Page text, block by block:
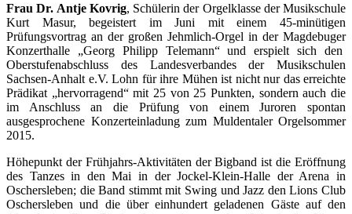
Frau Dr. Antje Kovrig, Schülerin der Orgelklasse der Musikschule
Kurt Masur, begeistert im Juni mit einem 45-minütigen
Prüfungsvortrag an der großen Jehmlich-Orgel in der Magdebuger
Konzerthalle „Georg Philipp Telemann“ und erspielt sich den
Oberstufenabschluss des Landesverbandes der Musikschulen
Sachsen-Anhalt e.V. Lohn für ihre Mühen ist nicht nur das erreichte
Prädikat „hervorragend“ mit 25 von 25 Punkten, sondern auch die
im Anschluss an die Prüfung von einem Juroren spontan
ausgesprochene Konzerteinladung zum Muldentaler Orgelsommer
2015.
Höhepunkt der Frühjahrs-Aktivitäten der Bigband ist die Eröffnung
des Tanzes in den Mai in der Jockel-Klein-Halle der Arena in
Oschersleben; die Band stimmt mit Swing und Jazz den Lions Club
Oschersleben und die über einhundert geladenen Gäste auf den